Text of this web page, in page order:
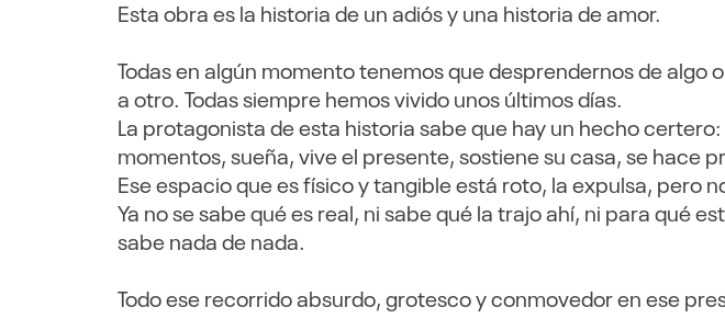
Esta obra es la historia de un adiós y una historia de amor.
Todas en algún momento tenemos que desprendernos de algo
a otro. Todas siempre hemos vivido unos últimos días.
La protagonista de esta historia sabe que hay un hecho
momentos, sueña, vive el presente, sostiene su casa, se hace
Ese espacio que es físico y tangible está roto, la expulsa, pero
Ya no se sabe qué es real, ni sabe qué la trajo ahí, ni para qué
sabe nada de nada.
Todo ese recorrido absurdo, grotesco y conmovedor en ese